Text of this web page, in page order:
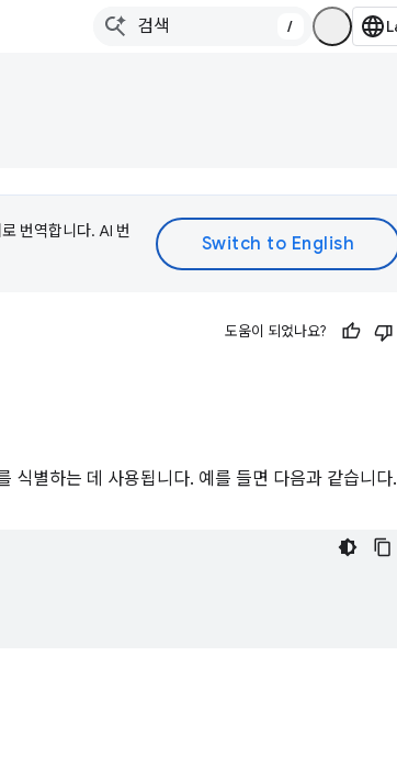
/
번역합니다. AI 번
도움이 되었나요?
식별하는 데 사용됩니다. 예를 들면 다음과 같습니다.